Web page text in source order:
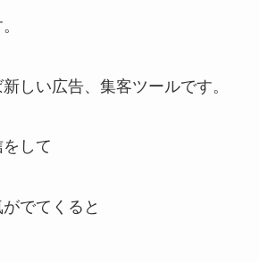
しい広告、集客ツールです。
して
でてくると